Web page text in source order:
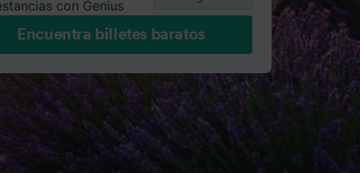
con Genius
Encuentra billetes baratos